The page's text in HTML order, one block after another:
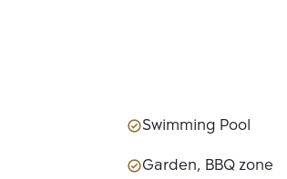
Swimming Pool
Garden, BBQ zone